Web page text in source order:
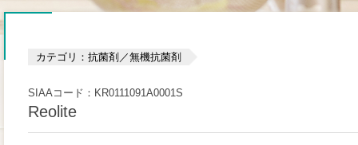
カテゴリ：抗菌剤／無機抗菌剤
SIAAコード：KR0111091A0001S
Reolite